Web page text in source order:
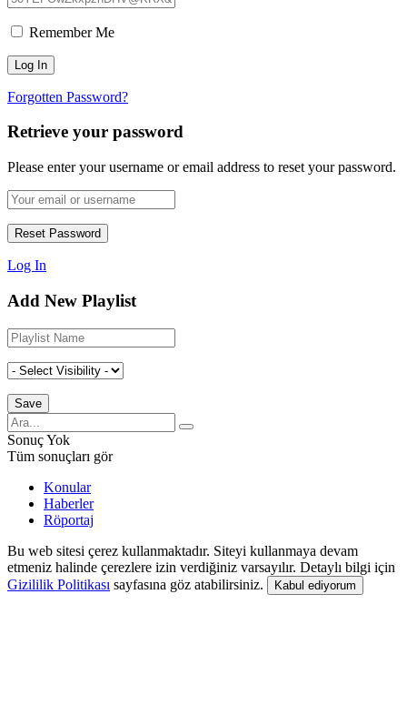
Remember Me
Forgotten Password?
Retrieve your password
Please enter your username or email address to reset your password.
Log In
Add New Playlist
Sonuç Yok
Tüm sonuçları gör
Konular
Haberler
Röportaj
Bu web sitesi çerez kullanmaktadır. Siteyi kullanmaya devam
etmeniz halinde çerezlere izin verdiğiniz varsayılır. Detaylı bilgi için
Gizililik Politikası sayfasına göz atabilirsiniz. Kabul ediyorum